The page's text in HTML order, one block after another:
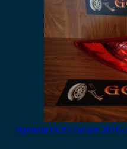
Hyundai IX35/Tucson 2010-